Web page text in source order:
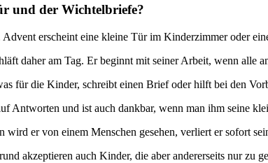
und der Wichtelbriefe?
erscheint eine kleine Tür im Kinderzimmer oder
daher am Tag. Er beginnt mit seiner Arbeit, wenn alle
für die Kinder, schreibt einen Brief oder hilft bei den
Antworten und ist auch dankbar, wenn man ihm seine
wird er von einem Menschen gesehen, verliert er sofort
akzeptieren auch Kinder, die aber andererseits nur zu